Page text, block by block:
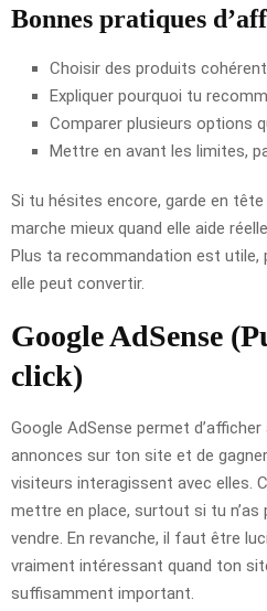
Bonnes pratiques
Choisir des produits
Expliquer pourquoi tu
Comparer plusieurs options
Mettre en avant les limites,
Si tu hésites encore, garde en tête
marche mieux quand elle aide
Plus ta recommandation est utile,
elle peut convertir.
Google AdSense
click)
Google AdSense permet
annonces sur ton site et de
visiteurs interagissent avec elles.
mettre en place, surtout si tu n’as
vendre. En revanche, il faut être
vraiment intéressant quand ton
suffisamment important.